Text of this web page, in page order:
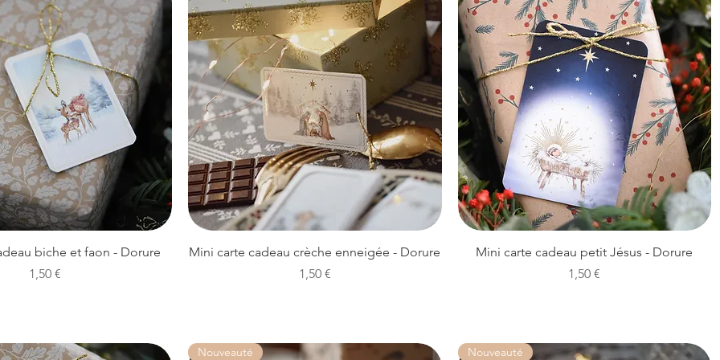
Aperçu rapide
biche et faon - Dorure
Prix
1,50 €
Aperçu rapide
Mini carte cadeau crèche enneigée - Dorure
Prix
1,50 €
Aperçu rapide
Mini carte cadeau petit Jésus - Dorure
Prix
1,50 €
Nouveauté Nouveauté